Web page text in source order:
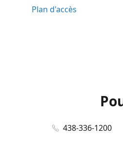
Plan d'accès
438-336-1200